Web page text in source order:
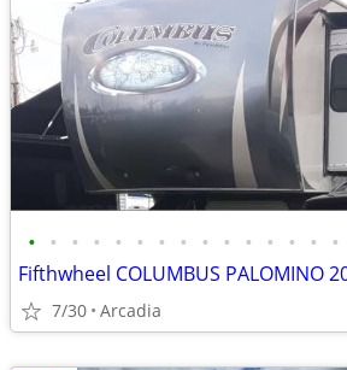
• • • • • • • • • • • • • • •
Fifthwheel COLUMBUS PALOMINO
7/30 Arcadia